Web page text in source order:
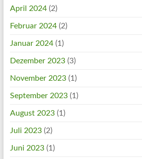
April 2024(2)
Februar 2024(2)
Januar 2024(1)
Dezember 2023(3)
November 2023(1)
September 2023(1)
August 2023(1)
Juli 2023(2)
Juni 2023(1)